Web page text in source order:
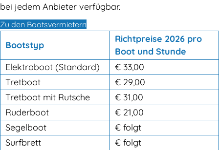
bei jedem Anbieter verfügbar.
Zu den Bootsvermietern
Bootstyp
Richtpreise 2026 pro
Boot und Stunde
Elektroboot (Standard)
€ 33,00
Tretboot
€ 29,00
Tretboot mit Rutsche
€ 31,00
Ruderboot
€ 21,00
Segelboot
€ folgt
Surfbrett
€ folgt